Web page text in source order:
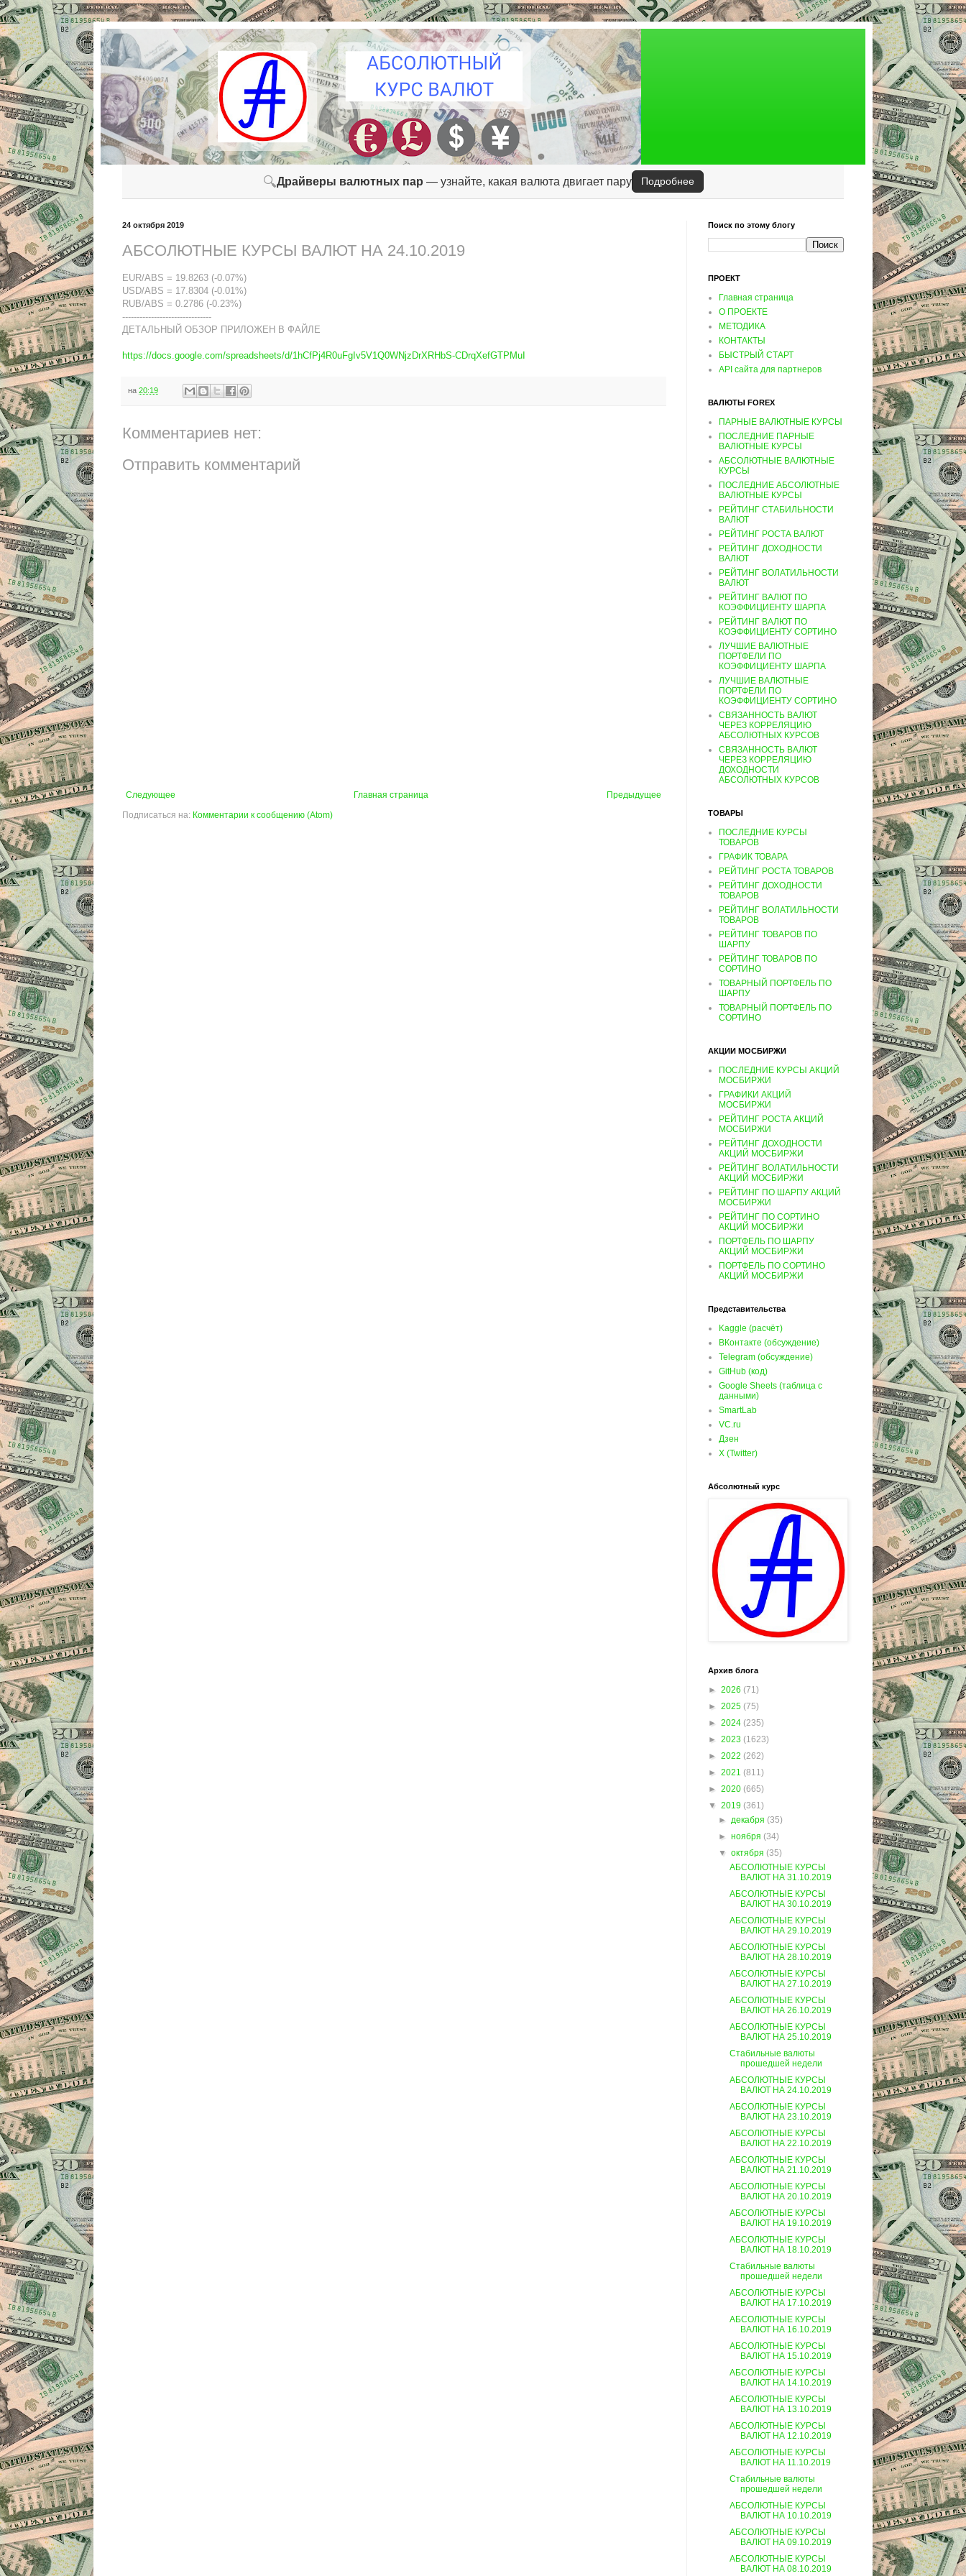
🔍Драйверы валютных пар — узнайте, какая валюта двигает пару Подробнее
24 октября 2019
АБСОЛЮТНЫЕ КУРСЫ ВАЛЮТ НА 24.10.2019
EUR/ABS = 19.8263 (-0.07%)
USD/ABS = 17.8304 (-0.01%)
RUB/ABS = 0.2786 (-0.23%)
-------------------------------
ДЕТАЛЬНЫЙ ОБЗОР ПРИЛОЖЕН В ФАЙЛЕ
https://docs.google.com/spreadsheets/d/1hCfPj4R0uFgIv5V1Q0WNjzDrXRHbS-CDrqXefGTPMuI
на 20:19
Комментариев нет:
Отправить комментарий
Следующее Предыдущее
Главная страница
Подписаться на: Комментарии к сообщению (Atom)
Поиск по этому блогу
ПРОЕКТ
Главная страница
О ПРОЕКТЕ
МЕТОДИКА
КОНТАКТЫ
БЫСТРЫЙ СТАРТ
API сайта для партнеров
ВАЛЮТЫ FOREX
ПАРНЫЕ ВАЛЮТНЫЕ КУРСЫ
ПОСЛЕДНИЕ ПАРНЫЕ
ВАЛЮТНЫЕ КУРСЫ
АБСОЛЮТНЫЕ ВАЛЮТНЫЕ
КУРСЫ
ПОСЛЕДНИЕ АБСОЛЮТНЫЕ
ВАЛЮТНЫЕ КУРСЫ
РЕЙТИНГ СТАБИЛЬНОСТИ
ВАЛЮТ
РЕЙТИНГ РОСТА ВАЛЮТ
РЕЙТИНГ ДОХОДНОСТИ
ВАЛЮТ
РЕЙТИНГ ВОЛАТИЛЬНОСТИ
ВАЛЮТ
РЕЙТИНГ ВАЛЮТ ПО
КОЭФФИЦИЕНТУ ШАРПА
РЕЙТИНГ ВАЛЮТ ПО
КОЭФФИЦИЕНТУ СОРТИНО
ЛУЧШИЕ ВАЛЮТНЫЕ
ПОРТФЕЛИ ПО
КОЭФФИЦИЕНТУ ШАРПА
ЛУЧШИЕ ВАЛЮТНЫЕ
ПОРТФЕЛИ ПО
КОЭФФИЦИЕНТУ СОРТИНО
СВЯЗАННОСТЬ ВАЛЮТ
ЧЕРЕЗ КОРРЕЛЯЦИЮ
АБСОЛЮТНЫХ КУРСОВ
СВЯЗАННОСТЬ ВАЛЮТ
ЧЕРЕЗ КОРРЕЛЯЦИЮ
ДОХОДНОСТИ
АБСОЛЮТНЫХ КУРСОВ
ТОВАРЫ
ПОСЛЕДНИЕ КУРСЫ
ТОВАРОВ
ГРАФИК ТОВАРА
РЕЙТИНГ РОСТА ТОВАРОВ
РЕЙТИНГ ДОХОДНОСТИ
ТОВАРОВ
РЕЙТИНГ ВОЛАТИЛЬНОСТИ
ТОВАРОВ
РЕЙТИНГ ТОВАРОВ ПО
ШАРПУ
РЕЙТИНГ ТОВАРОВ ПО
СОРТИНО
ТОВАРНЫЙ ПОРТФЕЛЬ ПО
ШАРПУ
ТОВАРНЫЙ ПОРТФЕЛЬ ПО
СОРТИНО
АКЦИИ МОСБИРЖИ
ПОСЛЕДНИЕ КУРСЫ АКЦИЙ
МОСБИРЖИ
ГРАФИКИ АКЦИЙ
МОСБИРЖИ
РЕЙТИНГ РОСТА АКЦИЙ
МОСБИРЖИ
РЕЙТИНГ ДОХОДНОСТИ
АКЦИЙ МОСБИРЖИ
РЕЙТИНГ ВОЛАТИЛЬНОСТИ
АКЦИЙ МОСБИРЖИ
РЕЙТИНГ ПО ШАРПУ АКЦИЙ
МОСБИРЖИ
РЕЙТИНГ ПО СОРТИНО
АКЦИЙ МОСБИРЖИ
ПОРТФЕЛЬ ПО ШАРПУ
АКЦИЙ МОСБИРЖИ
ПОРТФЕЛЬ ПО СОРТИНО
АКЦИЙ МОСБИРЖИ
Представительства
Kaggle (расчёт)
ВКонтакте (обсуждение)
Telegram (обсуждение)
GitHub (код)
Google Sheets (таблица с
данными)
SmartLab
VC.ru
Дзен
X (Twitter)
Абсолютный курс
Архив блога
► 2026 (71)
► 2025 (75)
► 2024 (235)
► 2023 (1623)
► 2022 (262)
► 2021 (811)
► 2020 (665)
▼ 2019 (361)
►декабря(35)
►ноября(34)
▼октября(35)
АБСОЛЮТНЫЕ КУРСЫ
ВАЛЮТ НА 31.10.2019
АБСОЛЮТНЫЕ КУРСЫ
ВАЛЮТ НА 30.10.2019
АБСОЛЮТНЫЕ КУРСЫ
ВАЛЮТ НА 29.10.2019
АБСОЛЮТНЫЕ КУРСЫ
ВАЛЮТ НА 28.10.2019
АБСОЛЮТНЫЕ КУРСЫ
ВАЛЮТ НА 27.10.2019
АБСОЛЮТНЫЕ КУРСЫ
ВАЛЮТ НА 26.10.2019
АБСОЛЮТНЫЕ КУРСЫ
ВАЛЮТ НА 25.10.2019
Стабильные валюты
прошедшей недели
АБСОЛЮТНЫЕ КУРСЫ
ВАЛЮТ НА 24.10.2019
АБСОЛЮТНЫЕ КУРСЫ
ВАЛЮТ НА 23.10.2019
АБСОЛЮТНЫЕ КУРСЫ
ВАЛЮТ НА 22.10.2019
АБСОЛЮТНЫЕ КУРСЫ
ВАЛЮТ НА 21.10.2019
АБСОЛЮТНЫЕ КУРСЫ
ВАЛЮТ НА 20.10.2019
АБСОЛЮТНЫЕ КУРСЫ
ВАЛЮТ НА 19.10.2019
АБСОЛЮТНЫЕ КУРСЫ
ВАЛЮТ НА 18.10.2019
Стабильные валюты
прошедшей недели
АБСОЛЮТНЫЕ КУРСЫ
ВАЛЮТ НА 17.10.2019
АБСОЛЮТНЫЕ КУРСЫ
ВАЛЮТ НА 16.10.2019
АБСОЛЮТНЫЕ КУРСЫ
ВАЛЮТ НА 15.10.2019
АБСОЛЮТНЫЕ КУРСЫ
ВАЛЮТ НА 14.10.2019
АБСОЛЮТНЫЕ КУРСЫ
ВАЛЮТ НА 13.10.2019
АБСОЛЮТНЫЕ КУРСЫ
ВАЛЮТ НА 12.10.2019
АБСОЛЮТНЫЕ КУРСЫ
ВАЛЮТ НА 11.10.2019
Стабильные валюты
прошедшей недели
АБСОЛЮТНЫЕ КУРСЫ
ВАЛЮТ НА 10.10.2019
АБСОЛЮТНЫЕ КУРСЫ
ВАЛЮТ НА 09.10.2019
АБСОЛЮТНЫЕ КУРСЫ
ВАЛЮТ НА 08.10.2019